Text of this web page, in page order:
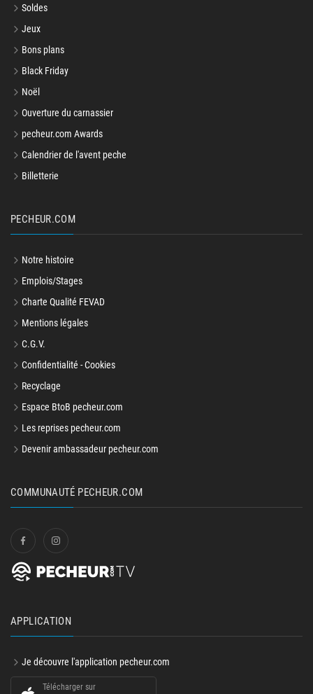
Soldes
Jeux
Bons plans
Black Friday
Noël
Ouverture du carnassier
pecheur.com Awards
Calendrier de l'avent peche
Billetterie
PECHEUR.COM
Notre histoire
Emplois/Stages
Charte Qualité FEVAD
Mentions légales
C.G.V.
Confidentialité - Cookies
Recyclage
Espace BtoB pecheur.com
Les reprises pecheur.com
Devenir ambassadeur pecheur.com
COMMUNAUTÉ PECHEUR.COM
APPLICATION
Je découvre l'application pecheur.com
Télécharger sur